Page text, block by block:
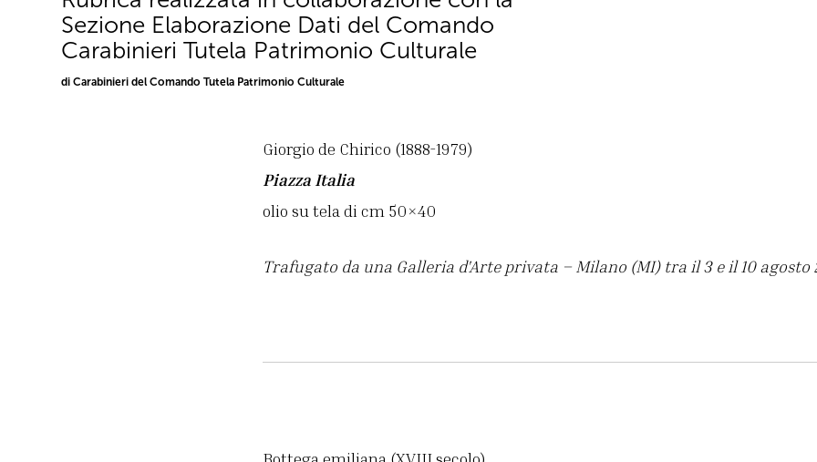
Sezione Elaborazione Dati del Comando
Carabinieri Tutela Patrimonio Culturale
di Carabinieri del Comando Tutela Patrimonio Culturale
Giorgio de Chirico (1888-1979)
Piazza Italia
olio su tela di cm 50×40
Trafugato da una Galleria d'Arte privata – Milano (MI) tra il 3 e il 10 agosto